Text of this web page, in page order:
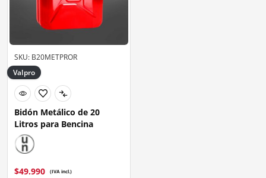
SKU: B20METPROR
Valpro
Bidón Metálico de 20
Litros para Bencina
$49.990 (IVA incl.)